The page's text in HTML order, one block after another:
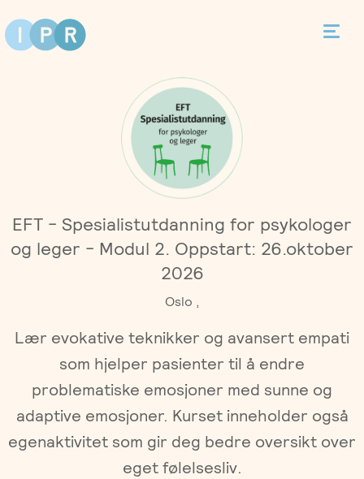
Individualterapi
Foreldreveiledning
Gruppeterapi
Video-
og
Priser
Bergen
Kurs
Trykk
her
for
Om oss
Vår
Spisskompetanse
EFT - Spesialistutdanning for psykologer
og leger - Modul 2. Oppstart: 26.oktober
2026
Oslo ,
Lær evokative teknikker og avansert empati
som hjelper pasienter til å endre
problematiske emosjoner med sunne og
adaptive emosjoner. Kurset inneholder også
egenaktivitet som gir deg bedre oversikt over
eget følelsesliv.